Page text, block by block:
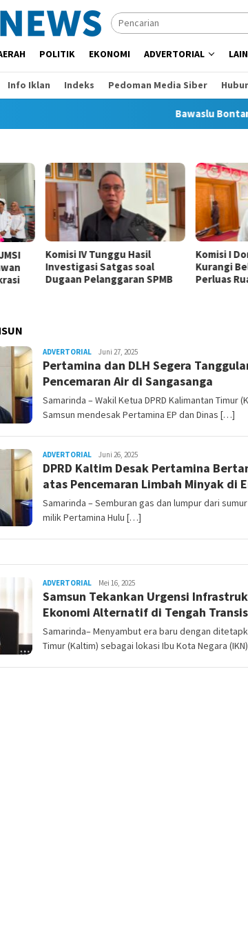
POLITIK EKONOMI ADVERTORIAL
Info Iklan Indeks Pedoman Media Siber
Bawaslu Bontang
Komisi I Dorong Pemkot
Kurangi Belanja ASN demi
Perluas Ruang Pembangunan
Beasiswa
Anhar
ADVERTORIAL Admin
Pesut
Juni 27, 2025
Pertamina dan DLH Segera
Pencemaran Air di Sangasanga
Samarinda – Wakil Ketua DPRD Kalimantan Timur
Samsun mendesak Pertamina EP dan Dinas […]
ADVERTORIAL Admin
Pesut
Juni 26, 2025
DPRD Kaltim Desak Pertamina
atas Pencemaran Limbah Minyak di
Samarinda – Semburan gas dan lumpur dari sumur
milik Pertamina Hulu […]
ADVERTORIAL Admin
Pesut
Mei 16, 2025
Samsun Tekankan Urgensi
Ekonomi Alternatif di Tengah
Samarinda– Menyambut era baru dengan
Timur (Kaltim) sebagai lokasi Ibu Kota Negara